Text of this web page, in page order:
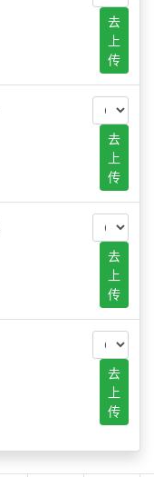
去
上
传
去
上
传
去
上
传
去
上
传